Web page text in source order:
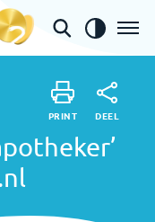
Apotheek.nl
DEEL
PRINT DEEL